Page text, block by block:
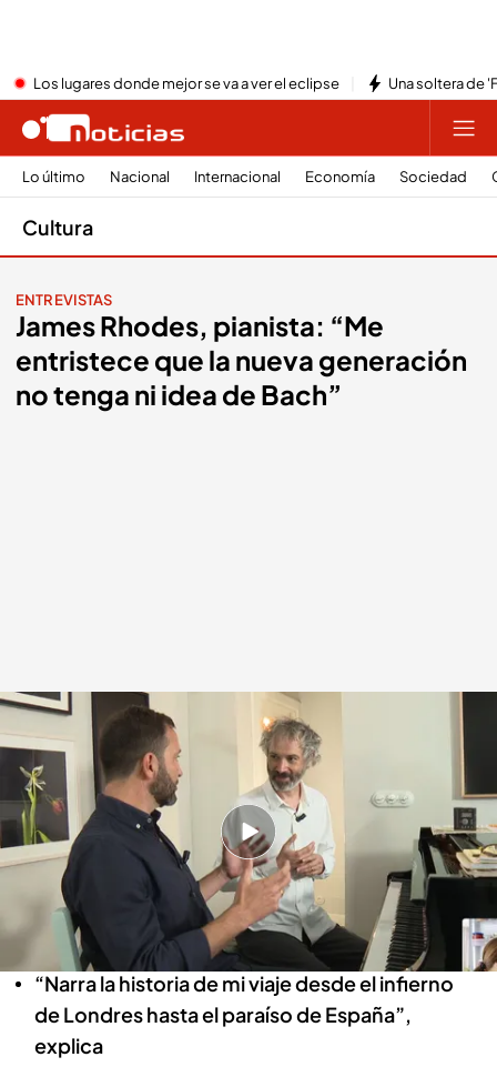
Los lugares donde mejor se va a ver el eclipse Una soltera de
Lo último Nacional Internacional Economía Sociedad
Cultura
ENTREVISTAS
James Rhodes, pianista: “Me
entristece que la nueva generación
no tenga ni idea de Bach”
James Rhodes presenta su nuevo espectáculo: 'Manía'
Miguel Manso
03 OCT 2025 - 14:44h.
El pianista comienza la gira de su nuevo
espectáculo ‘Manía’, con obras que van desde
Bach a Rachmaninov
“Narra la historia de mi viaje desde el infierno
de Londres hasta el paraíso de España”,
explica